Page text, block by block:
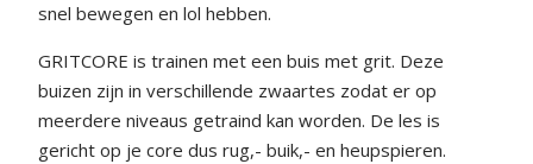
snel bewegen en lol hebben.
GRITCORE is trainen met een buis met grit. Deze
buizen zijn in verschillende zwaartes zodat er op
meerdere niveaus getraind kan worden. De les is
gericht op je core dus rug,- buik,- en heupspieren.